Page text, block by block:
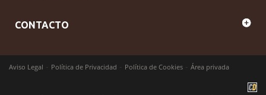
CONTACTO
Aviso Legal Política de Privacidad Política de Cookies Área privada